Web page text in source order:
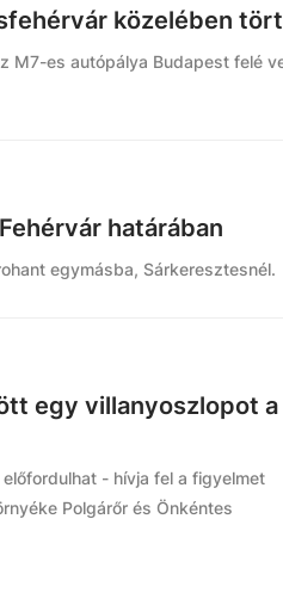
közelében
es autópálya Budapest felé
határában
egymásba, Sárkeresztesnél.
egy villanyoszlopot a
- hívja fel a figyelmet
Polgárőr és Önkéntes